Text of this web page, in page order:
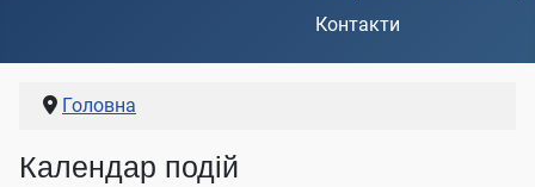
Контакти
Головна
Календар подій